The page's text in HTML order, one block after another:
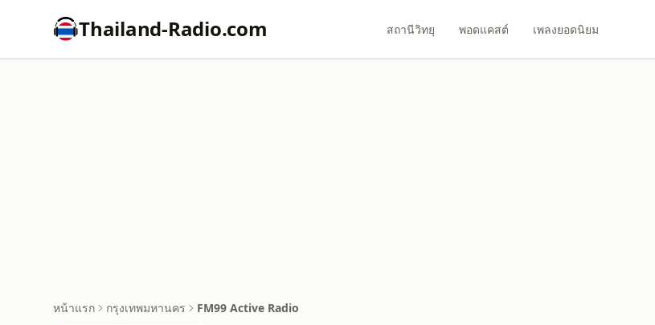
Thailand-Radio.com สถานีวิทยุ พอดแคสต์ เพลงยอดนิยม
หน้าแรก กรุงเทพมหานคร FM99 Active Radio